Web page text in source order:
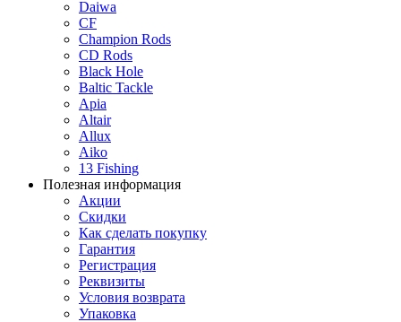
Daiwa
CF
Champion Rods
CD Rods
Black Hole
Baltic Tackle
Apia
Altair
Allux
Aiko
13 Fishing
Полезная информация
Акции
Скидки
Как сделать покупку
Гарантия
Регистрация
Реквизиты
Условия возврата
Упаковка